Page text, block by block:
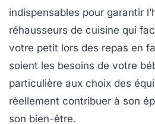
indispensables pour garantir
réhausseurs de cuisine qui
votre petit lors des repas en
soient les besoins de votre
particulière aux choix des
réellement contribuer à son
son bien-être.